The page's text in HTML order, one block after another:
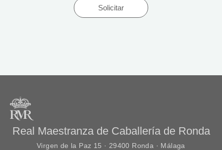
Solicitar
Real Maestranza de Caballería de Ronda
Virgen de la Paz 15 · 29400 Ronda · Málaga